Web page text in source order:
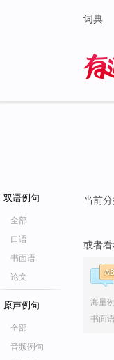
词典
双语例句
全部
口语
书面语
论文
原声例句
全部
音频例句
当前
或者看
海量
书面